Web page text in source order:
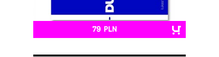
79 PLN